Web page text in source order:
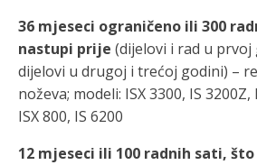
36 mjeseci ograničeno ili 300
nastupi prije (dijelovi i rad u prvoj
dijelovi u drugoj i trećoj godini) –
noževa; modeli: ISX 3300, IS 3200Z,
ISX 800, IS 6200
12 mjeseci ili 100 radnih sati,